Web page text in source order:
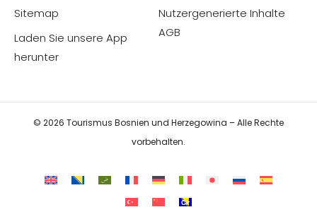
Sitemap
Laden Sie unsere App
herunter
Nutzergenerierte Inhalte
AGB
© 2026 Tourismus Bosnien und Herzegowina – Alle Rechte
vorbehalten.